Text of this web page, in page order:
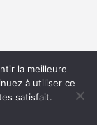
-
la meilleure
à utiliser ce
satisfait.